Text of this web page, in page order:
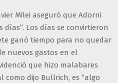
Milei aseguró que Adorni
días”. Los días se convirtieron
ganó tiempo para no quedar
nuevos gastos en el
que hizo malabares
como dijo Bullrich, es “algo